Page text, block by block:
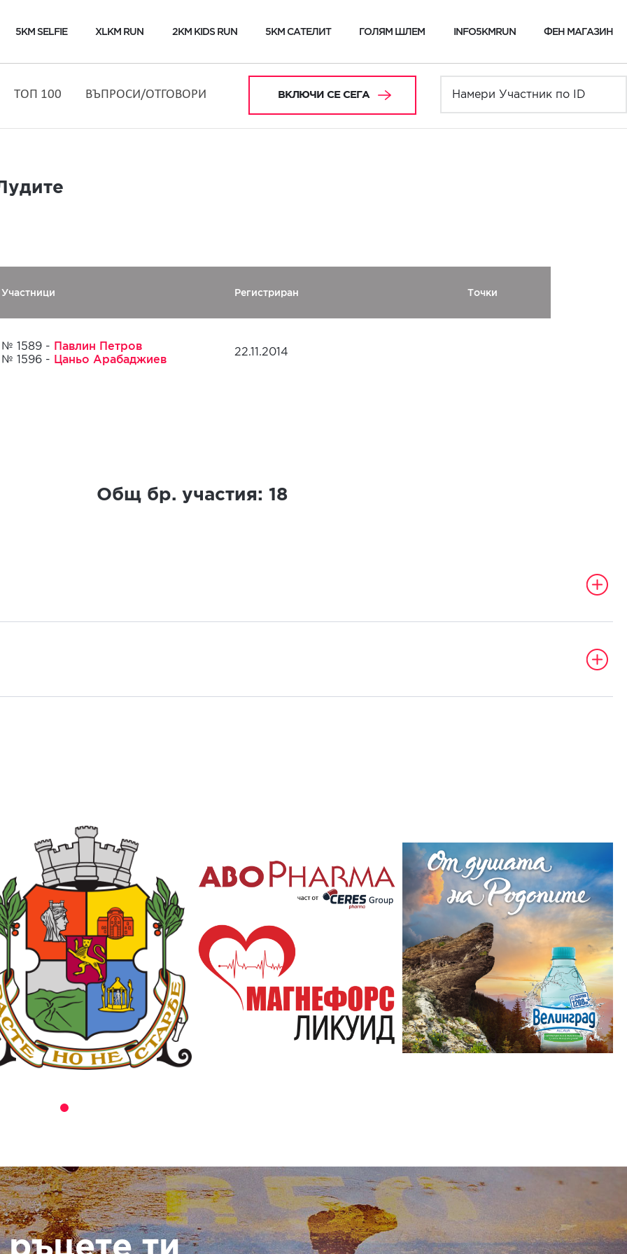
5KM SELFIE XLKM RUN 2KM KIDS RUN 5KM САТЕЛИТ ГОЛЯМ ШЛЕМ INFO5KMRUN ФЕН МАГАЗИН
ТОП 100 ВЪПРОСИ/ОТГОВОРИ ВКЛЮЧИ СЕ СЕГА
Участници Регистриран Точки
№ 1589 - Павлин Петров
№ 1596 - Цаньо Арабаджиев
22.11.2014
Общ бр. участия: 18